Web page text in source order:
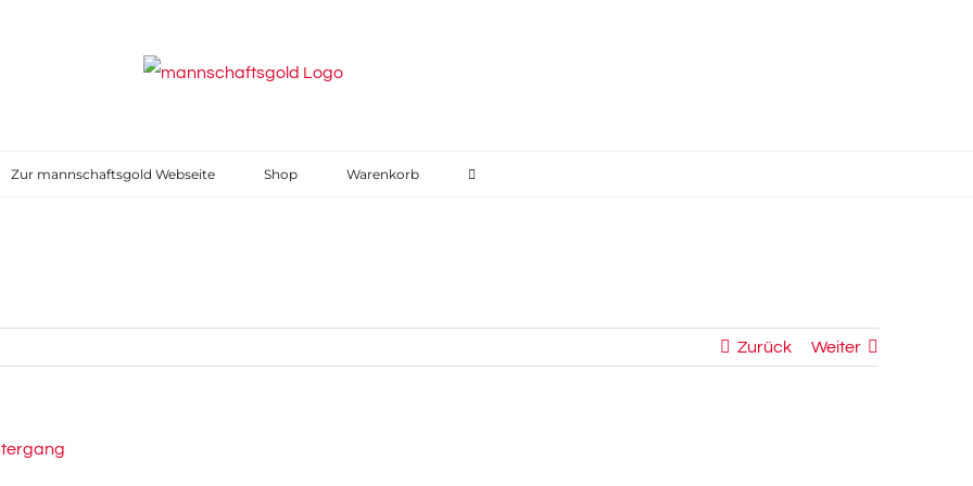
Zur mannschaftsgold Webseite Shop Warenkorb
Zurück Weiter